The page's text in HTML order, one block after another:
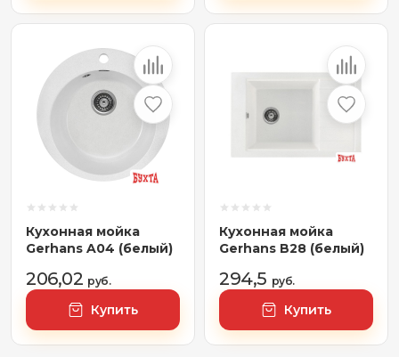
Кухонная мойка
Gerhans A04 (белый)
206,02 руб.
Купить
Кухонная мойка
Gerhans B28 (белый)
294,5 руб.
Купить